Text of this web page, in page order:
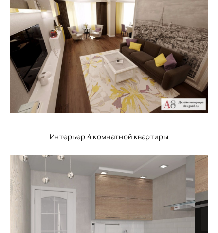
Интерьер 4 комнатной квартиры